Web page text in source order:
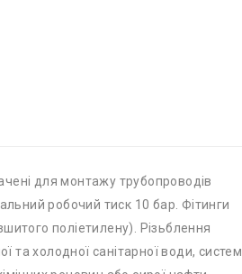
для монтажу трубопроводів
робочий тиск 10 бар. Фітинги
поліетилену). Різьблення
та холодної санітарної води, систем